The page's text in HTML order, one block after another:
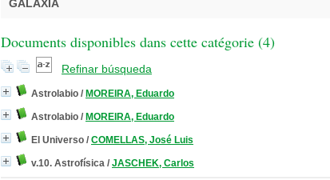
GALAXIA
Documents disponibles dans cette catégorie (4)
Refinar búsqueda
Astrolabio / MOREIRA, Eduardo
Astrolabio / MOREIRA, Eduardo
El Universo / COMELLAS, José Luis
v.10. Astrofísica / JASCHEK, Carlos